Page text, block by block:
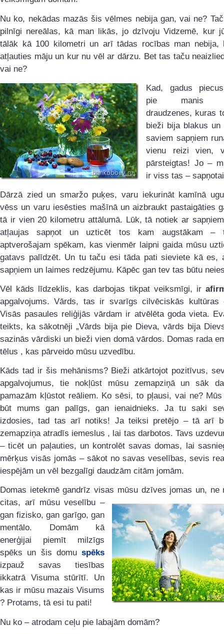
Nu ko, nekādas mazās šis vēlmes nebija gan, vai ne?
pilnīgi nereālas, kā man likās, jo dzīvoju Vidzemē, kur
tālāk kā 100 kilometri un arī tādas rocības man nebija,
atļauties māju un kur nu vēl ar dārzu. Bet tas taču
vai ne?
Kad, gadus
pie manis
draudzenes, kuras
bieži bija blakus un
saviem sapņiem
vienu reizi vien,
pārsteigtas! Jo –
ir viss tas –
Dārzā zied un smaržo puķes, varu iekurināt kamīnā
vēss un varu iesēsties mašīnā un aizbraukt pastaigāties
tā ir vien 20 kilometru attālumā. Lūk, tā notiek ar
atļaujas sapņot un uzticēt tos kam augstākam –
aptverošajam spēkam, kas vienmēr laipni gaida mūsu
gatavs palīdzēt. Un tu taču esi tāda pati sieviete kā es,
sapņiem un laimes redzējumu. Kāpēc gan tev tas būtu
Vēl kāds līdzeklis, kas darbojas tikpat veiksmīgi, ir
apgalvojums. Vārds, tas ir svarīgs cilvēciskās kultūras
Visās pasaules reliģijās vārdam ir atvēlēta goda vieta.
teikts, ka sākotnēji „Vārds bija pie Dieva, vārds bija
sazinās vārdiski un bieži vien domā vārdos. Domas rada
tēlus , kas pārveido mūsu uzvedību.
Kāds tad ir šis mehānisms? Bieži atkārtojot pozitīvus,
apgalvojumus, tie nokļūst mūsu zemapziņā un sāk
pamazām kļūstot reāliem. Ko sēsi, to pļausi, vai ne?
būt mums gan palīgs, gan ienaidnieks. Ja tu saki
izdosies, tad tas arī notiks! Ja teiksi pretējo – tā arī
zemapziņa atradīs iemeslus , lai tas darbotos. Tavs
– ticēt un paļauties, un kontrolēt savas domas, lai
mērķus visās jomās – sākot no savas veselības, sevis
iespējām un vēl bezgalīgi daudzām citām jomām.
Domas ietekmē gandrīz visas mūsu dzīves jomas un, ne
citas, arī mūsuveselību –
gan fizisko, gan garīgo, gan
mentālo. Domām kā
enerģijai piemīt milzīgs
spēks un šis domu spēks
izpauž savas tiesības
ikkatrā Visuma stūrītī. Un
kas ir mūsu mazais Visums
? Protams, tā esi tu pati!
Nu ko – atrodam ceļu pie labajām domām?